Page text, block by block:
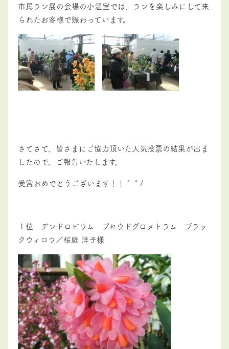
市民ラン展の会場の小温室では、ランを楽しみにして来
られたお客様で賑わっています。
さてさて、皆さまにご協力頂いた人気投票の結果が出ま
したので、ご報告いたします。
受賞おめでとうございます！！＾＾/
１位 デンドロビウム プセウドグロメトラム ブラッ
クウィロウ／桜庭 洋子様